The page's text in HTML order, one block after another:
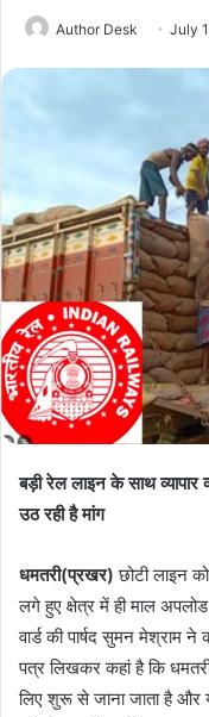
Author Desk July
बड़ी रेल लाइन के साथ व्यापार
उठ रही है मांग
धमतरी(प्रखर) छोटी लाइन
लगे हुए क्षेत्र में ही माल
वार्ड की पार्षद सुमन मेश्राम
पत्र लिखकर कहां है कि
लिए शुरू से जाना जाता है और